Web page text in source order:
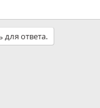
для ответа.